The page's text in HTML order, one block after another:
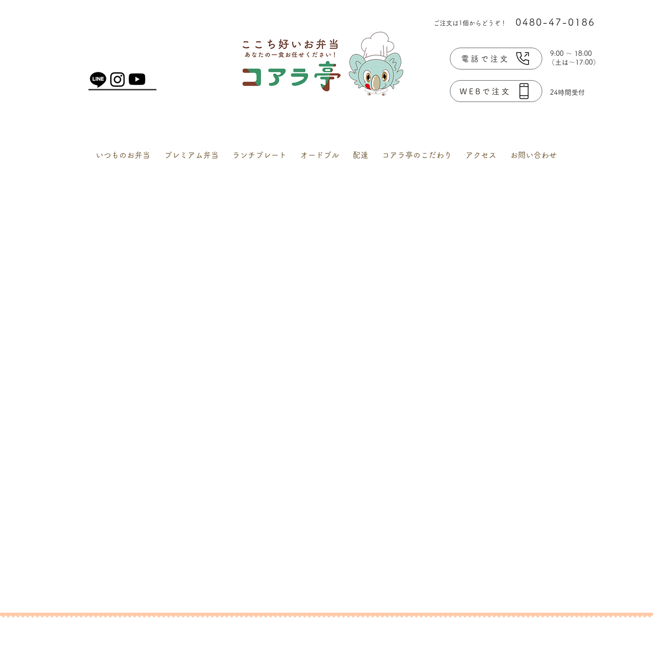
​ご注文は1個からどうぞ！ 0480-47-0186
電話で注文
9:00 ～ 18:00
​（土は〜17:00）
WEBで注文 24時間受付
いつものお弁当 プレミアム弁当 ランチプレート オードブル 配達 コアラ亭のこだわり アクセス お問い合わせ